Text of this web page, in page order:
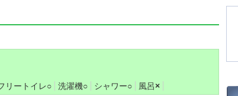
リートイレ○ 洗濯機○ シャワー○ 風呂×